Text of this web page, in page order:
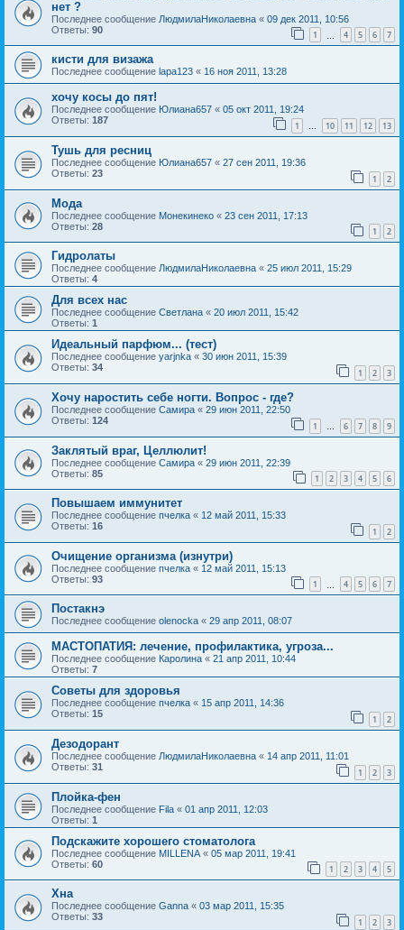
нет ?
Последнее сообщение ЛюдмилаНиколаевна « 09 дек 2011, 10:56
Ответы: 90 1 4 5 6 7
кисти для визажа
Последнее сообщение lapa123 « 16 ноя 2011, 13:28
хочу косы до пят!
Последнее сообщение Юлиана657 « 05 окт 2011, 19:24
Ответы: 187 1 … 10 11 12 13
Тушь для ресниц
Последнее сообщение Юлиана657 « 27 сен 2011, 19:36
Ответы: 23 1 2
Мода
Последнее сообщение Монекинеко « 23 сен 2011, 17:13
Ответы: 28 1 2
Гидролаты
Последнее сообщение ЛюдмилаНиколаевна « 25 июл 2011, 15:29
Ответы: 4
Для всех нас
Последнее сообщение Светлана « 20 июл 2011, 15:42
Ответы: 1
Идеальный парфюм... (тест)
Последнее сообщение yarjnka « 30 июн 2011, 15:39
Ответы: 34 1 2 3
Хочу наростить себе ногти. Вопрос - где?
Последнее сообщение Самира « 29 июн 2011, 22:50
Ответы: 124 1 6 7 8 9
Заклятый враг, Целлюлит!
Последнее сообщение Самира « 29 июн 2011, 22:39
Ответы: 85 1 2 3 4 5 6
Повышаем иммунитет
Последнее сообщение пчелка « 12 май 2011, 15:33
Ответы: 16 1 2
Очищение организма (изнутри)
Последнее сообщение пчелка « 12 май 2011, 15:13
Ответы: 93 1 4 5 6 7
Постакнэ
Последнее сообщение olenocka « 29 апр 2011, 08:07
МАСТОПАТИЯ: лечение, профилактика, угроза...
Последнее сообщение Каролина « 21 апр 2011, 10:44
Ответы: 7
Советы для здоровья
Последнее сообщение пчелка « 15 апр 2011, 14:36
Ответы: 15 1 2
Дезодорант
Последнее сообщение ЛюдмилаНиколаевна « 14 апр 2011, 11:01
Ответы: 31 1 2 3
Плойка-фен
Последнее сообщение Fila « 01 апр 2011, 12:03
Ответы: 1
Подскажите хорошего стоматолога
Последнее сообщение MILLENA « 05 мар 2011, 19:41
Ответы: 60 1 2 3 4 5
Хна
Последнее сообщение Ganna « 03 мар 2011, 15:35
Ответы: 33 1 2 3